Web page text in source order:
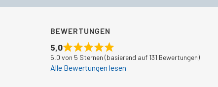
BEWERTUNGEN
5,0
5,0 von 5 Sternen (basierend auf 131 Bewertungen)
Alle Bewertungen lesen